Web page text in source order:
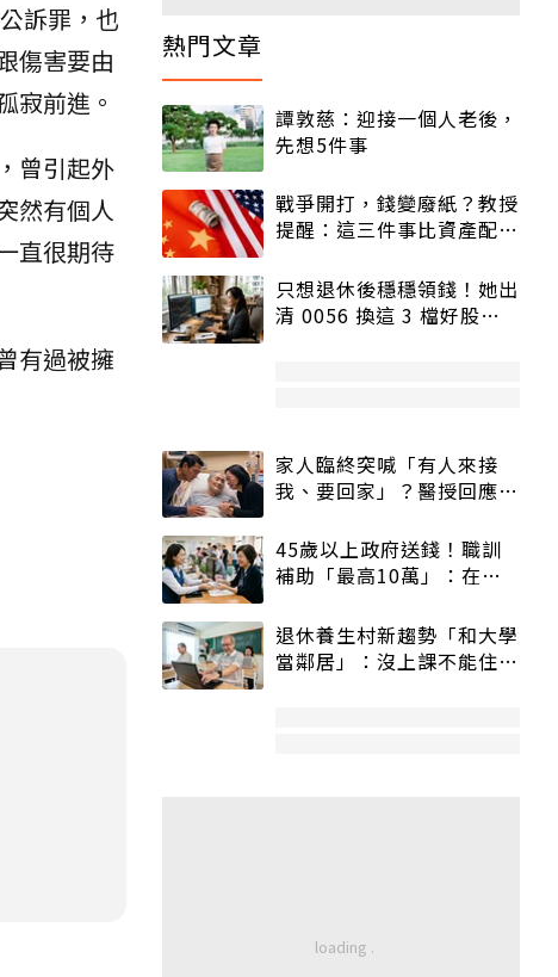
訴罪，也
傷害要由
寂前進。
曾引起外
然有個人
直很期待
有過被擁
熱門文章
譚敦慈：迎接一個人老後，
先想5件事
戰爭開打，錢變廢紙？教授
提醒：這三件事比資產配置
只想退休後穩穩領錢！她出
清 0056 換這 3 檔好股：
家人臨終突喊「有人來接
我、要回家」？醫授回應方
45歲以上政府送錢！職訓
補助「最高10萬」：在
退休養生村新趨勢「和大學
當鄰居」：沒上課不能住、